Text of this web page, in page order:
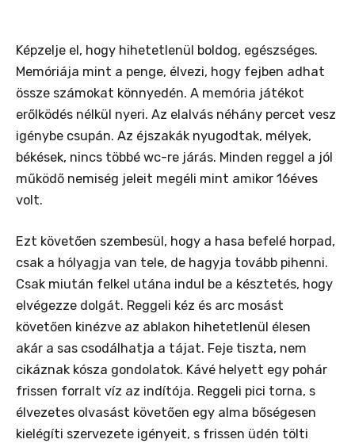
Képzelje el, hogy hihetetlenül boldog, egészséges.
Memóriája mint a penge, élvezi, hogy fejben adhat
össze számokat könnyedén. A memória játékot
erőlködés nélkül nyeri. Az elalvás néhány percet vesz
igénybe csupán. Az éjszakák nyugodtak, mélyek,
békések, nincs többé wc-re járás. Minden reggel a jól
működő nemiség jeleit megéli mint amikor 16éves
volt.
Ezt követően szembesül, hogy a hasa befelé horpad,
csak a hólyagja van tele, de hagyja tovább pihenni.
Csak miután felkel utána indul be a késztetés, hogy
elvégezze dolgát. Reggeli kéz és arc mosást
követően kinézve az ablakon hihetetlenül élesen
akár a sas csodálhatja a tájat. Feje tiszta, nem
cikáznak kósza gondolatok. Kávé helyett egy pohár
frissen forralt víz az indítója. Reggeli pici torna, s
élvezetes olvasást követően egy alma bőségesen
kielégíti szervezete igényeit, s frissen üdén tölti